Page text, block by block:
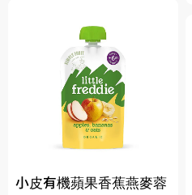
小皮有機蘋果香蕉燕麥蓉